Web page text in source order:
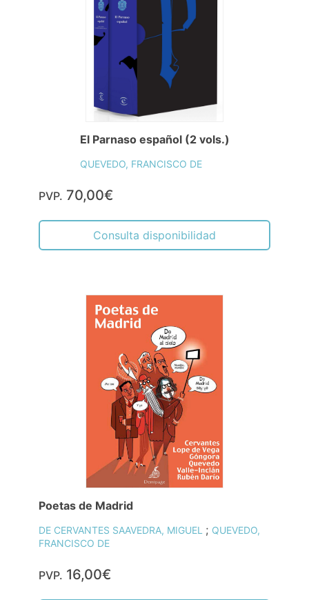
El Parnaso español (2 vols.)
QUEVEDO, FRANCISCO DE
PVP. 70,00€
Consulta disponibilidad
Poetas de Madrid
DE CERVANTES SAAVEDRA, MIGUEL ; QUEVEDO,
FRANCISCO DE
PVP. 16,00€